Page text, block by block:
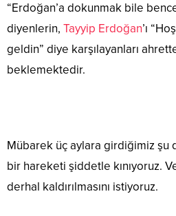
“Erdoğan’a dokunmak bile
diyenlerin, Tayyip Erdoğan’ı
geldin” diye karşılayanları
beklemektedir.
Mübarek üç aylara girdiğimiz şu
bir hareketi şiddetle kınıyoruz.
derhal kaldırılmasını istiyoruz.